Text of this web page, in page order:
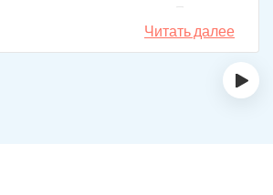
решила позвонить сама. Прошла
принимаю алкоголь вообще никакой.
Читать далее
›